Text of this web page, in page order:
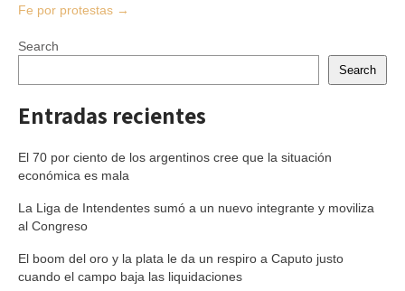
Fe por protestas →
Search
Search
Entradas recientes
El 70 por ciento de los argentinos cree que la situación
económica es mala
La Liga de Intendentes sumó a un nuevo integrante y moviliza
al Congreso
El boom del oro y la plata le da un respiro a Caputo justo
cuando el campo baja las liquidaciones